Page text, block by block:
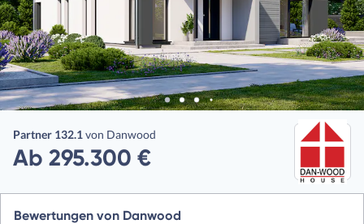
Partner 132.1von Danwood
Ab 295.300 €
Bewertungen von Danwood